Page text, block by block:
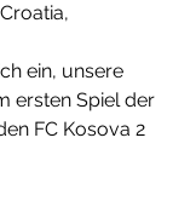
ein, unsere
ersten Spiel der
FC Kosova 2